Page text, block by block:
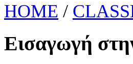
HOME /
Εισαγωγή